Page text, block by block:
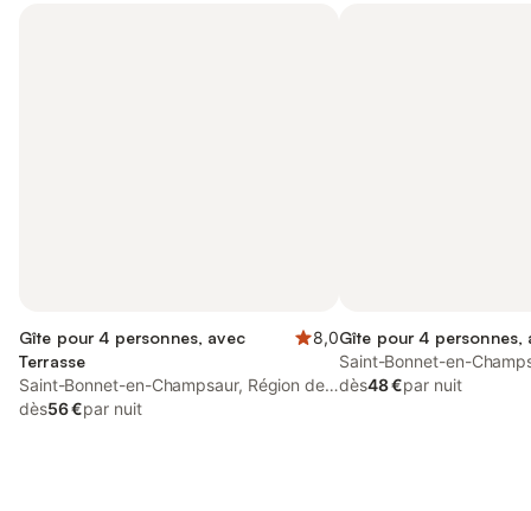
Gîte pour 4 personnes, avec
Terrasse
8,0
Saint-Bonnet-en-Champsaur, Région de
Gap
dès56 €par nuit
Gîte pour 4 personnes,
Saint-Bonnet-en-
Gap
dès48 €par nuit